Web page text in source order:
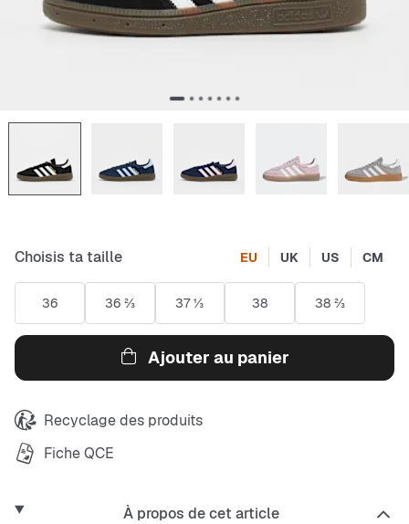
Choisis ta taille EU UK US CM
36 36 ⅔ 37 ⅓ 38 38 ⅔
Ajouter au panier
Recyclage des produits
Fiche QCE
À propos de cet article